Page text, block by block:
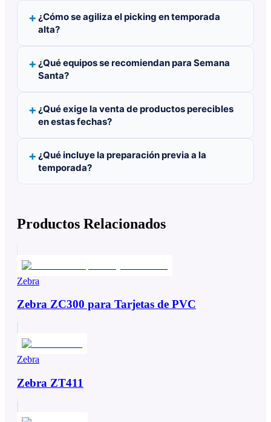
¿Cómo se agiliza el picking en temporada
alta?
¿Qué equipos se recomiendan para Semana
Santa?
¿Qué exige la venta de productos perecibles
en estas fechas?
¿Qué incluye la preparación previa a la
temporada?
Productos Relacionados
Zebra
Zebra ZC300 para Tarjetas de PVC
Zebra
Zebra ZT411